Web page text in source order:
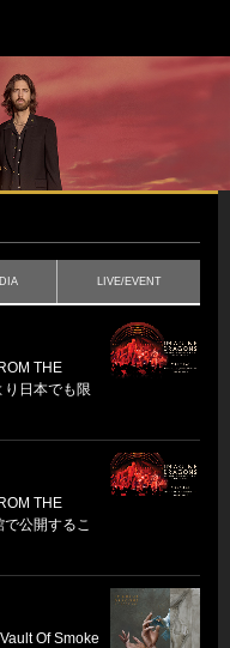
LIVE/EVENT
THE
り日本でも限
THE
公開するこ
Of Smoke